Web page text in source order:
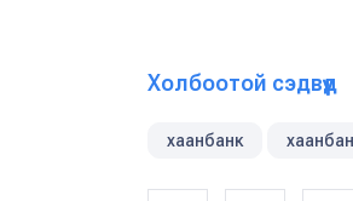
Холбоотой сэдвүүд
хаанбанк